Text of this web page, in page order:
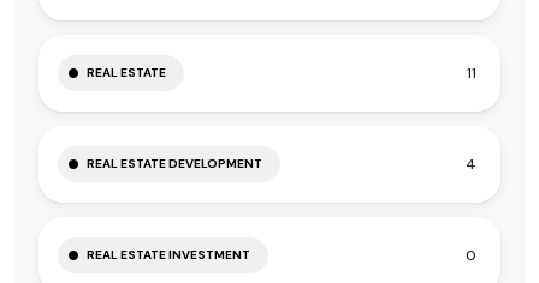
REAL ESTATE 11
REAL ESTATE DEVELOPMENT 4
REAL ESTATE INVESTMENT 0